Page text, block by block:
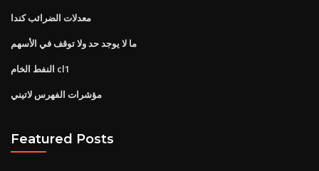
معدلات الضرائب كندا
ما لا يوجد حد ولا توقف في الأسهم
النفط الخام cl1
مؤشرات الفهرس لاتيني
Featured Posts